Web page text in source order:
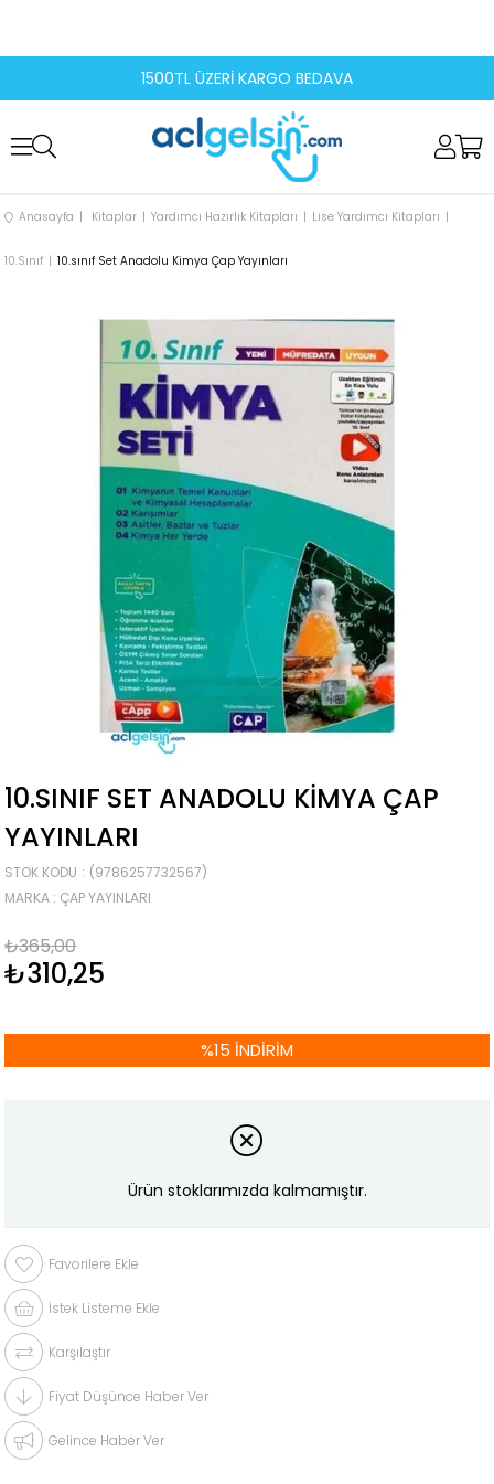
1500TL ÜZERİ KARGO BEDAVA
Anasayfa Kitaplar Yardımcı Hazırlık Kitapları Lise Yardımcı Kitapları
10.Sınıf 10.sınıf Set Anadolu Kimya Çap Yayınları
10.SINIF SET ANADOLU KIMYA ÇAP
YAYINLARI
STOK KODU
(9786257732567)
MARKA : ÇAP YAYINLARI
₺365,00
₺310,25
%15 İNDIRIM
Ürün stoklarımızda kalmamıştır.
Favorilere Ekle
İstek Listeme Ekle
Karşılaştır
Fiyat Düşünce Haber Ver
Gelince Haber Ver